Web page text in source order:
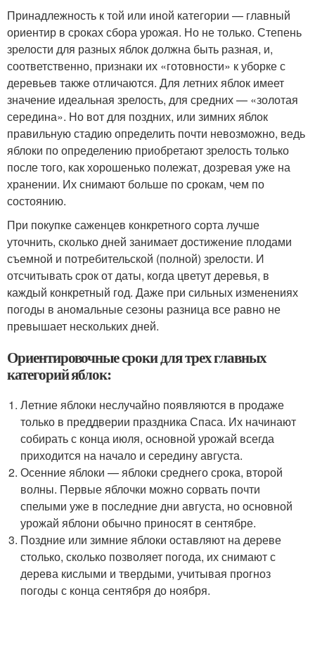
Принадлежность к той или иной категории — главный
ориентир в сроках сбора урожая. Но не только. Степень
зрелости для разных яблок должна быть разная, и,
соответственно, признаки их «готовности» к уборке с
деревьев также отличаются. Для летних яблок имеет
значение идеальная зрелость, для средних — «золотая
середина». Но вот для поздних, или зимних яблок
правильную стадию определить почти невозможно, ведь
яблоки по определению приобретают зрелость только
после того, как хорошенько полежат, дозревая уже на
хранении. Их снимают больше по срокам, чем по
состоянию.
При покупке саженцев конкретного сорта лучше
уточнить, сколько дней занимает достижение плодами
съемной и потребительской (полной) зрелости. И
отсчитывать срок от даты, когда цветут деревья, в
каждый конкретный год. Даже при сильных изменениях
погоды в аномальные сезоны разница все равно не
превышает нескольких дней.
Ориентировочные сроки для трех главных
категорий яблок:
Летние яблоки неслучайно появляются в продаже
только в преддверии праздника Спаса. Их начинают
собирать с конца июля, основной урожай всегда
приходится на начало и середину августа.
Осенние яблоки — яблоки среднего срока, второй
волны. Первые яблочки можно сорвать почти
спелыми уже в последние дни августа, но основной
урожай яблони обычно приносят в сентябре.
Поздние или зимние яблоки оставляют на дереве
столько, сколько позволяет погода, их снимают с
дерева кислыми и твердыми, учитывая прогноз
погоды с конца сентября до ноября.